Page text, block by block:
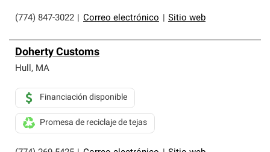
(774) 847-3022 Correo electrónico Sitio web
Doherty Customs
Hull, MA
Financiación disponible
Promesa de reciclaje de tejas